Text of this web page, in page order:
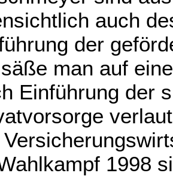
auch
der
man auf
Einführung der
1998